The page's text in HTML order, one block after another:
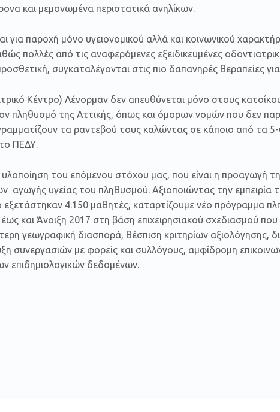
και μεμονωμένα περιστατικά ανηλίκων.
για παροχή μόνο υγειονομικού αλλά και κοινωνικού
πολλές από τις αναφερόμενες εξειδικευμένες
συγκαταλέγονται στις πιο δαπανηρές θεραπείες
Κέντρο) Λένορμαν δεν απευθύνεται μόνο στους
πληθυσμό της Αττικής, όπως και όμορων νομών που δεν
τα ραντεβού τους καλώντας σε κάποιο από τα
ΠΕΔΥ.
του επόμενου στόχου μας, που είναι η προαγωγή
αγωγής υγείας του πληθυσμού. Αξιοποιώντας την εμπειρία
4.150 μαθητές, καταρτίζουμε νέο πρόγραμμα
και Άνοιξη 2017 στη βάση επιχειρησιακού σχεδιασμού
γεωγραφική διασπορά, θέσπιση κριτηρίων αξιολόγησης,
με φορείς και συλλόγους, αμφίδρομη
επιδημιολογικών δεδομένων.